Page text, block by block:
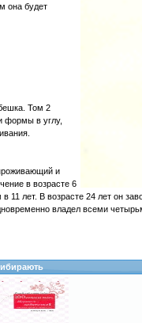
она будет
Том 2
формы в углу,
и
в возрасте 6
лет. В возрасте 24 лет он
владел всеми